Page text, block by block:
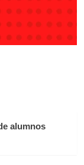
alumnos